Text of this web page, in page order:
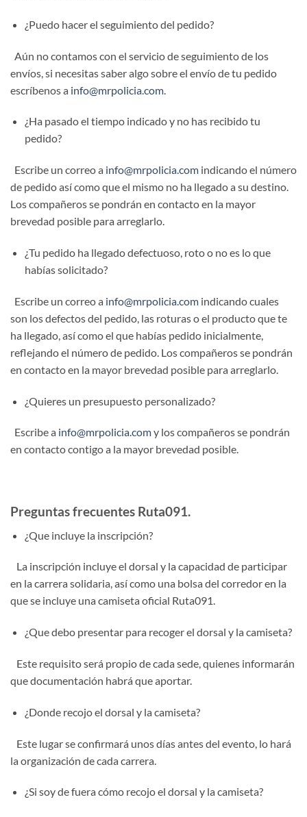
¿Puedo hacer el seguimiento del pedido?
Aún no contamos con el servicio de seguimiento de los
envíos, si necesitas saber algo sobre el envío de tu pedido
escríbenos a info@mrpolicia.com
¿Ha pasado el tiempo indicado y no has recibido tu
pedido?
Escribe un correo a info@mrpolicia.com indicando el número
de pedido así como que el mismo no ha llegado a su destino.
Los compañeros se pondrán en contacto en la mayor
brevedad posible para arreglarlo.
¿Tu pedido ha llegado defectuoso, roto o no es lo que
habías solicitado?
Escribe un correo a info@mrpolicia.com indicando cuales
son los defectos del pedido, las roturas o el producto que te
ha llegado, así como el que habías pedido inicialmente,
reflejando el número de pedido. Los compañeros se pondrán
en contacto en la mayor brevedad posible para arreglarlo.
¿Quieres un presupuesto personalizado?
Escribe a info@mrpolicia.comy los compañeros se pondrán
en contacto contigo a la mayor brevedad posible.
Preguntas frecuentes Ruta091.
¿Que incluye la inscripción?
La inscripción incluye el dorsal y la capacidad de participar
en la carrera solidaria, así como una bolsa del corredor en la
que se incluye una camiseta oficial Ruta091.
¿Que debo presentar para recoger el dorsal y la camiseta?
Este requisito será propio de cada sede, quienes informarán
que documentación habrá que aportar.
¿Donde recojo el dorsal y la camiseta?
Este lugar se confirmará unos días antes del evento, lo hará
la organización de cada carrera.
¿Si soy de fuera cómo recojo el dorsal y la camiseta?